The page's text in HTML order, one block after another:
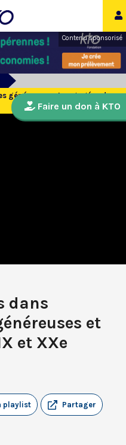
Contenu sponsorisé
généreuses et engagées du
dans
et
et XXe
Partager
playlist
Faire un don à KTO